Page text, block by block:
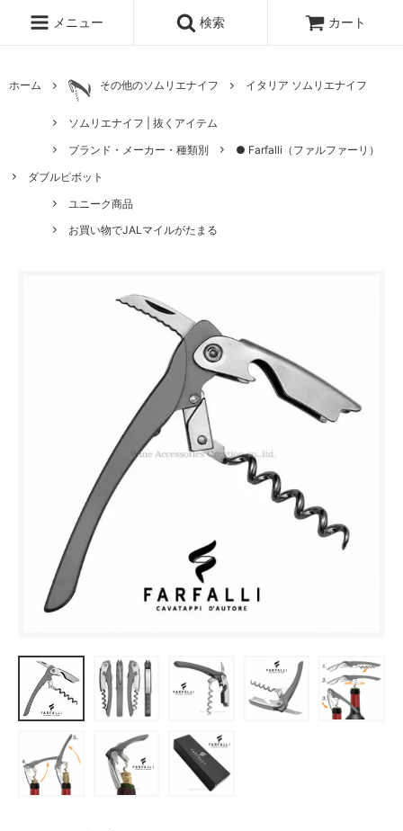
メニュー 検索 カート
ホーム その他のソムリエナイフ イタリア ソムリエナイフ
ソムリエナイフ | 抜くアイテム
ブランド・メーカー・種類別
● Farfalli（ファルファーリ）
ダブルピボット
ユニーク商品
お買い物でJALマイルがたまる